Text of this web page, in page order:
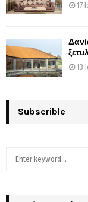
17
13
Subscrible